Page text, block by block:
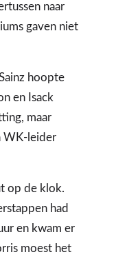
naar
gaven niet
hoopte
en Isack
maar
WK-leider
op de klok.
had
en kwam er
moest het